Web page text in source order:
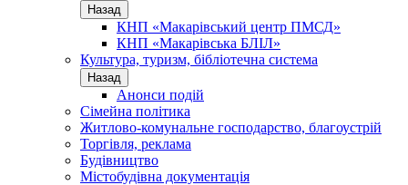
Назад
КНП «Макарівський центр ПМСД»
КНП «Макарівська БЛІЛ»
Культура, туризм, бібліотечна система
Назад
Анонси подій
Сімейна політика
Житлово-комунальне господарство, благоустрій
Торгівля, реклама
Будівництво
Містобудівна документація